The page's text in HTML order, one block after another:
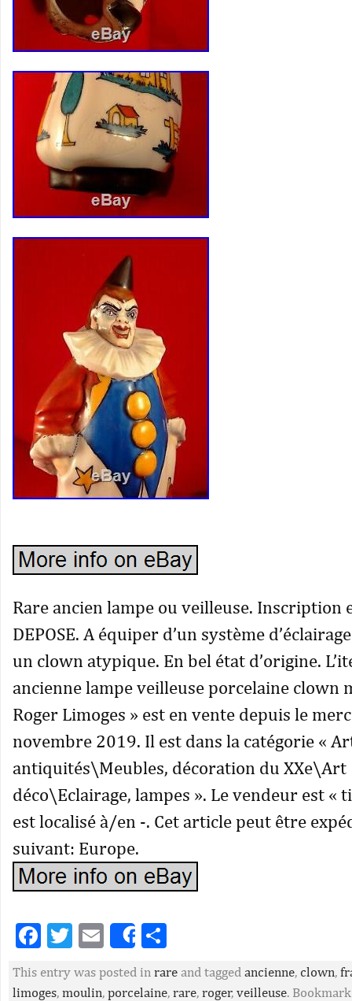
Rare ancien lampe ou veilleuse. Inscription
DEPOSE. A équiper d’un système
un clown atypique. En bel état d’origine.
ancienne lampe veilleuse porcelaine clown
Roger Limoges » est en vente depuis le
novembre 2019. Il est dans la catégorie «
antiquités\Meubles, décoration du XXe\Art
déco\Eclairage, lampes ». Le vendeur est «
est localisé à/en -. Cet article peut être
suivant: Europe.
Facebook
Twitter
EmailShare
This entry was posted in rare and tagged ancienne, clown,
limoges, moulin, porcelaine, rare, roger, veilleuse.